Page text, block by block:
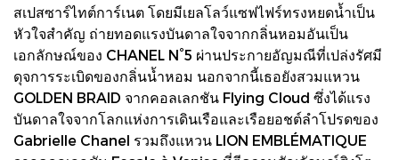
สเปสซาร์ไทต์การ์เนต โดยมีเยลโลว์แซฟไฟร์ทรงหยดน้ำเป็น
หัวใจสำคัญ ถ่ายทอดแรงบันดาลใจจากกลิ่นหอมอันเป็น
เอกลักษณ์ของ CHANEL N°5 ผ่านประกายอัญมณีที่เปล่งรัศมี
ดุจการระเบิดของกลิ่นน้ำหอม นอกจากนี้เธอยังสวมแหวน
GOLDEN BRAID จากคอลเลกชัน Flying Cloud ซึ่งได้แรง
บันดาลใจจากโลกแห่งการเดินเรือและเรือยอชต์ลำโปรดของ
Gabrielle Chanel รวมถึงแหวน LION EMBLÉMATIQUE